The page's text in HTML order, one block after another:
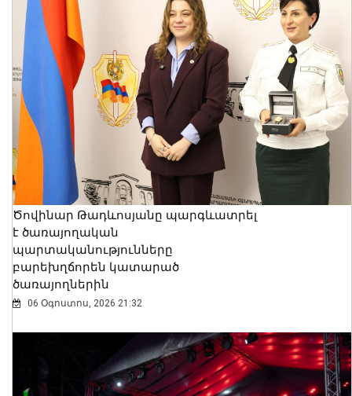
Ծովինար Թադևոսյանը պարգևատրել
է ծառայողական
պարտականությունները
բարեխղճորեն կատարած
ծառայողներին
06 Օգոստոս, 2026 21:32